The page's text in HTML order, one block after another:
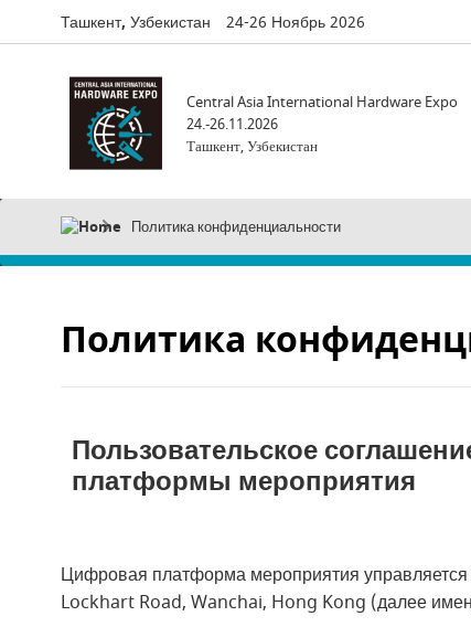
Ташкент, Узбекистан 24-26 Ноябрь 2026
Central Asia International Hardware Expo
24.-26.11.2026
Ташкент, Узбекистан
Политика конфиденциальности
Политика
Пользовательское
платформы мероприятия
Цифровая платформа мероприятия
Lockhart Road, Wanchai, Hong Kong (далее